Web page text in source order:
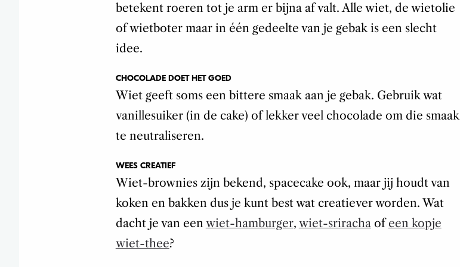
betekent roeren tot je arm er bijna af valt. Alle wiet, de wietolie
of wietboter maar in één gedeelte van je gebak is een slecht
idee.
CHOCOLADE DOET HET GOED
Wiet geeft soms een bittere smaak aan je gebak. Gebruik wat
vanillesuiker (in de cake) of lekker veel chocolade om die smaak
te neutraliseren.
WEES CREATIEF
Wiet-brownies zijn bekend, spacecake ook, maar jij houdt van
koken en bakken dus je kunt best wat creatiever worden. Wat
dacht je van een wiet-hamburger, wiet-srirachaofeen kopje
wiet-thee?